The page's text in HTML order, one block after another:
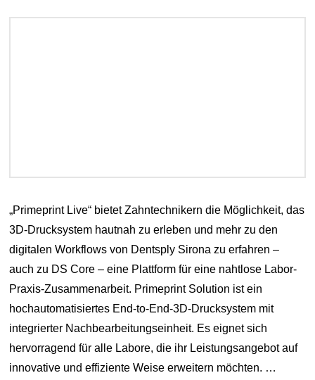
„Primeprint Live“ bietet Zahntechnikern die Möglichkeit, das
3D-Drucksystem hautnah zu erleben und mehr zu den
digitalen Workflows von Dentsply Sirona zu erfahren –
auch zu DS Core – eine Plattform für eine nahtlose Labor-
Praxis-Zusammenarbeit. Primeprint Solution ist ein
hochautomatisiertes End-to-End-3D-Drucksystem mit
integrierter Nachbearbeitungseinheit. Es eignet sich
hervorragend für alle Labore, die ihr Leistungsangebot auf
innovative und effiziente Weise erweitern möchten. …